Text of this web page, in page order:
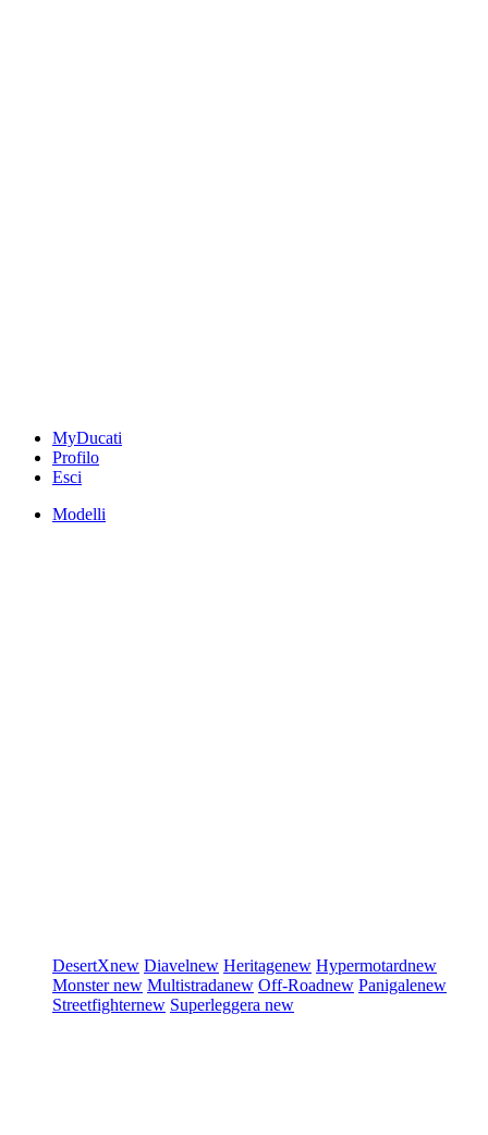
MyDucati
Profilo
Esci
Modelli
DesertXnew Diavelnew Heritagenew Hypermotardnew
Monsternew Multistradanew Off-Roadnew Panigalenew
Streetfighternew Superleggera new